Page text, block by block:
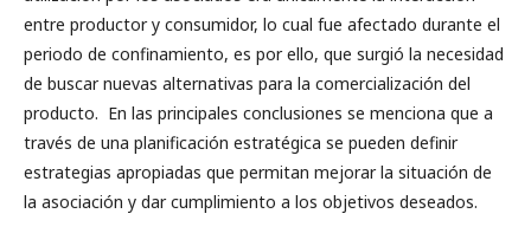
entre productor y consumidor, lo cual fue afectado durante el
periodo de confinamiento, es por ello, que surgió la necesidad
de buscar nuevas alternativas para la comercialización del
producto. En las principales conclusiones se menciona que a
través de una planificación estratégica se pueden definir
estrategias apropiadas que permitan mejorar la situación de
la asociación y dar cumplimiento a los objetivos deseados.